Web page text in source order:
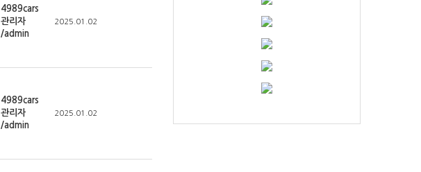
4989cars
관리자
/admin
2025.01.02
4989cars
관리자
/admin
2025.01.02